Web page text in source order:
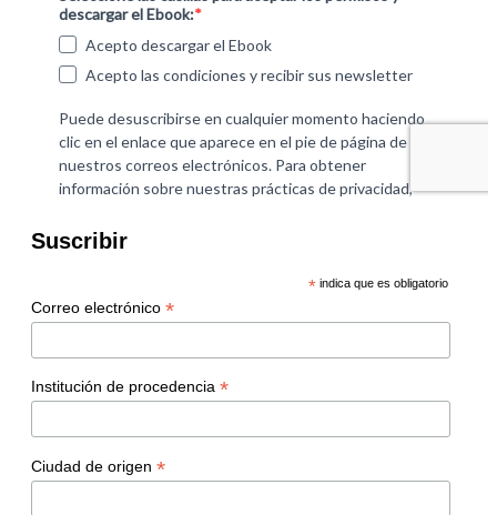
Suscribir
* indica que es obligatorio
Correo electrónico *
Institución de procedencia *
Ciudad de origen *